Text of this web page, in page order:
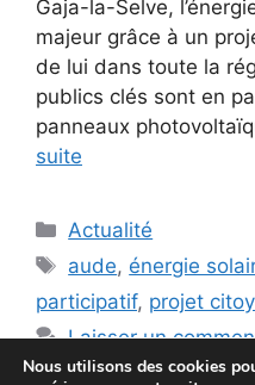
Gaja-la-Selve,
majeur grâce à un
de lui dans toute la
publics clés sont en
panneaux
suite
Catégories
Actualité
Étiquettes
aude, énergie
participatif, projet
Laisser un
Nous utilisons des cookies